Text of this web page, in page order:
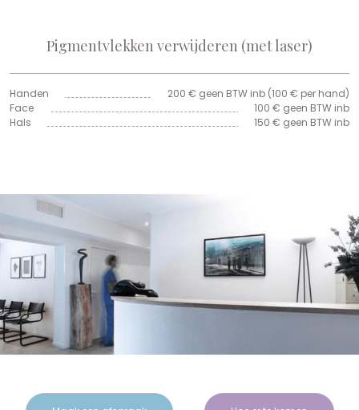
Pigmentvlekken verwijderen (met laser)
Handen
200 € geen BTW inb (100 € per hand)
Face
100 € geen BTW inb
Hals
150 € geen BTW inb